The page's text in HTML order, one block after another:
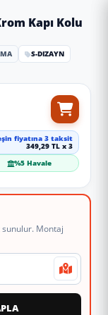
Kapı Kolu
S-DIZAYN
fiyatına 3 taksit
349,29 TL x 3
%5 Havale
Montaj